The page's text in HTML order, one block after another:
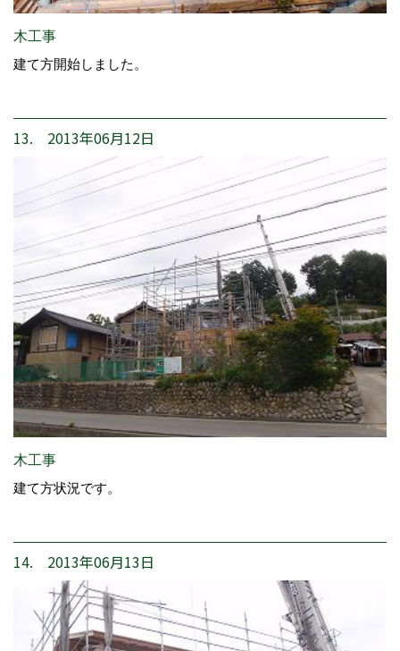
木工事
建て方開始しました。
13. 2013年06月12日
木工事
建て方状況です。
14. 2013年06月13日